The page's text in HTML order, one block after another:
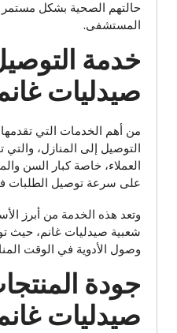
حالتهم الصحية بشكل مستمر
المستشفى.
خدمة
صيدليات
من أهم الخدمات التي
التوصيل إلى المنازل،
العملاء، خاصة كبار السن
على سرعة توصيل
وتعد هذه الخدمة من أبرز
شعبية صيدليات غانم، حيث
وصول الأدوية في الوقت
جودة
صيدليات